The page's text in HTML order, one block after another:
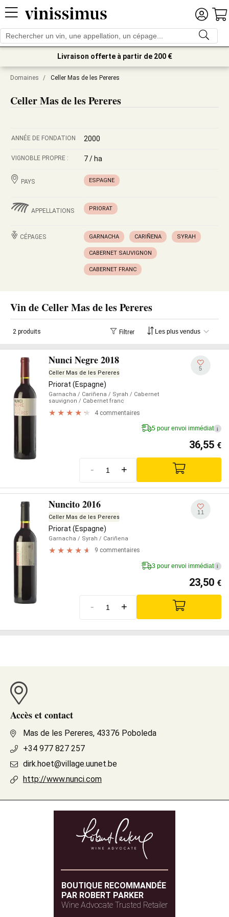
Livraison offerte à partir de 200 €
Domaines / Celler Mas de les Pereres
Celler Mas de les Pereres
ANNÉE DE FONDATION 2000
VIGNOBLE PROPRE : 7 / ha
PAYS ESPAGNE
APPELLATIONS PRIORAT
CÉPAGES GARNACHA CARIÑENA SYRAH
CABERNET SAUVIGNON
CABERNET FRANC
Vin de Celler Mas de les Pereres
2 produits Filtrer
Nunci Negre 2018
Celler Mas de les Pereres
Priorat (Espagne)
Garnacha / Cariñena / Syrah / Cabernet
sauvignon / Cabernet franc
4 commentaires
5
5 pour envoi immédiat i
36,55 €
- +
Nuncito 2016
Celler Mas de les Pereres
Priorat (Espagne)
Garnacha / Syrah / Cariñena
9 commentaires
11
3 pour envoi immédiat i
23,50 €
- +
Accès et contact
Mas de les Pereres, 43376 Poboleda
+34 977 827 257
dirk.hoet@village.uunet.be
http://www.nunci.com
BOUTIQUE RECOMMANDÉE
PAR ROBERT PARKER
Wine Advocate Trusted Retailer